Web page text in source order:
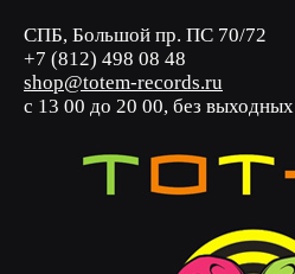
СПБ, Большой пр. ПС 70/72
+7 (812) 498 08 48
shop@totem-records.ru
с 13 00 до 20 00, без выходных